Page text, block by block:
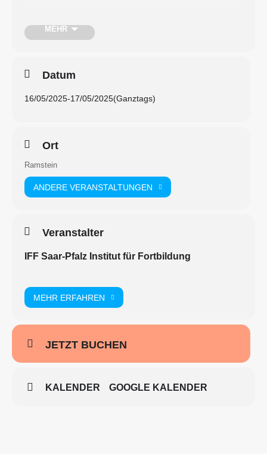
Es geht um Kinder, deren Fähigkeiten auf folgenden Ebenen
eingeschränkt sind:
Semantik-Lexikon, Pragmatik-Kommunikation, Wahrnehmung
lexikalischen Störung im Rahmen eines supramodal-
konzeptuellen Defizits“ (Rupp, 2013) oder einem „Late Talker-
Im Seminar werden gängige Diagnostikmaterialien und
Vorgehensweisen zur Erstellung eines individuellen
modell- und entwicklungsorientierte Therapieziele abgeleitet.
Fähigkeiten (wie Blickkontakt und Triangulierung, Entdeckung
des kommunikativen Sinns von Sprache), nonverbale
Kategorisierungsfähigkeit, Wahrnehmung) und semantisch-
Entsprechende Therapiemethoden, wie beispielsweise die
Exploration oder Modellieren, werden unter Einbezug des
Sprachtherapie partizipieren können.
MEHR
Datum
16/05/2025-17/05/2025(Ganztags)
Ort
Ramstein
ANDERE VERANSTALTUNGEN
Veranstalter
IFF Saar-Pfalz Institut für Fortbildung
MEHR ERFAHREN
JETZT BUCHEN
KALENDER GOOGLE KALENDER